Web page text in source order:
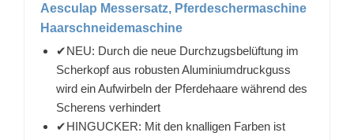
Aesculap Messersatz, Pferdeschermaschine
Haarschneidemaschine
✔NEU: Durch die neue Durchzugsbelüftung im
Scherkopf aus robusten Aluminiumdruckguss
wird ein Aufwirbeln der Pferdehaare während des
Scherens verhindert
✔HINGUCKER: Mit den knalligen Farben ist